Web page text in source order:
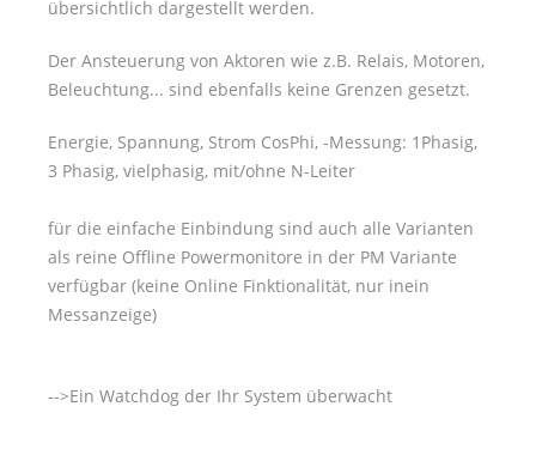
übersichtlich dargestellt werden.
Der Ansteuerung von Aktoren wie z.B. Relais, Motoren,
Beleuchtung... sind ebenfalls keine Grenzen gesetzt.
Energie, Spannung, Strom CosPhi, -Messung: 1Phasig,
3 Phasig, vielphasig, mit/ohne N-Leiter
für die einfache Einbindung sind auch alle Varianten
als reine Offline Powermonitore in der PM Variante
verfügbar (keine Online Finktionalität, nur inein
Messanzeige)
-->Ein Watchdog der Ihr System überwacht